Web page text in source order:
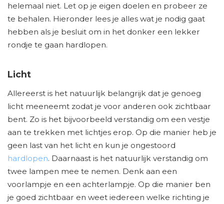
helemaal niet. Let op je eigen doelen en probeer ze
te behalen. Hieronder lees je alles wat je nodig gaat
hebben als je besluit om in het donker een lekker
rondje te gaan hardlopen.
Licht
Allereerst is het natuurlijk belangrijk dat je genoeg
licht meeneemt zodat je voor anderen ook zichtbaar
bent. Zo is het bijvoorbeeld verstandig om een vestje
aan te trekken met lichtjes erop. Op die manier heb je
geen last van het licht en kun je ongestoord
hardlopen. Daarnaast is het natuurlijk verstandig om
twee lampen mee te nemen. Denk aan een
voorlampje en een achterlampje. Op die manier ben
je goed zichtbaar en weet iedereen welke richting je